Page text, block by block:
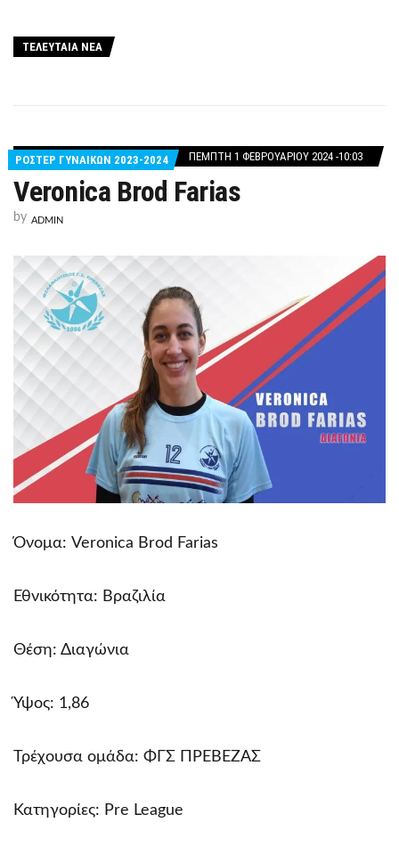
ΤΕΛΕΥΤΑΙΑ ΝΕΑ
ΡΟΣΤΕΡ ΓΥΝΑΙΚΩΝ 2023-2024 ΠΈΜΠΤΗ 1 ΦΕΒΡΟΥΑΡΊΟΥ 2024 -10:03
Veronica Brod Farias
by ADMIN
Όνομα: Veronica Brod Farias
Εθνικότητα: Βραζιλία
Θέση: Διαγώνια
Ύψος: 1,86
Τρέχουσα ομάδα: ΦΓΣ ΠΡΕΒΕΖΑΣ
Κατηγορίες: Pre League